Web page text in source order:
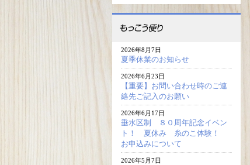
2026年8月7日
夏季休業のお知らせ
2026年6月23日
【重要】お問い合わせ時のご連
絡先ご記入のお願い
2026年6月17日
垂水区制 ８０周年記念イベン
ト！ 夏休み 糸のこ体験！
お申込みについて
2026年5月7日